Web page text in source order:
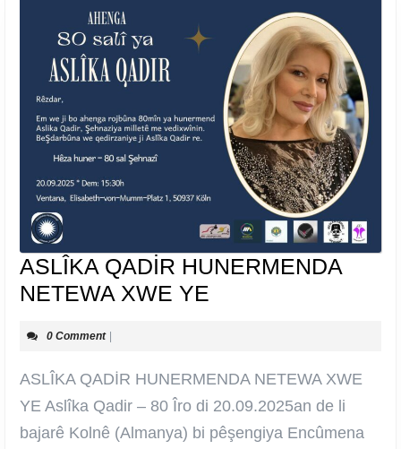
ASLÎKA QADİR HUNERMENDA
NETEWA XWE YE
NETEWA
XWE
YE
0 Comment |
ASLÎKA QADİR HUNERMENDA NETEWA XWE
YE Aslîka Qadir – 80 Îro di 20.09.2025an de li
bajarê Kolnê (Almanya) bi pêşengiya Encûmena